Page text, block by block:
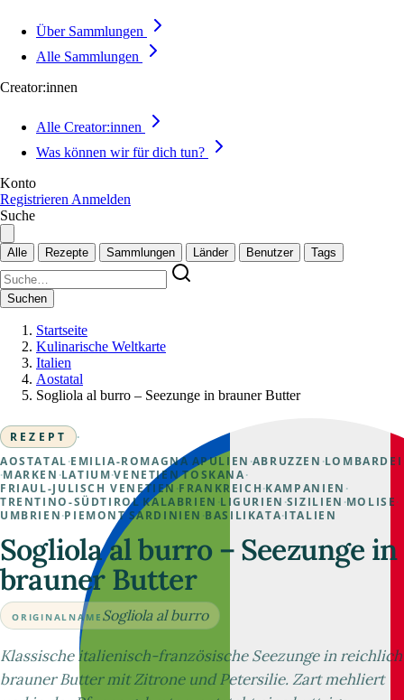
Über Sammlungen
Alle Sammlungen
Creator:innen
Alle Creator:innen
Was können wir für dich tun?
Konto
Registrieren Anmelden
Suche
Alle Rezepte Sammlungen Länder Benutzer Tags
Suchen
Startseite
Kulinarische Weltkarte
Italien
Aostatal
Sogliola al burro – Seezunge in brauner Butter
REZEPT
·
AOSTATAL ·EMILIA-ROMAGNA APULIEN ·ABRUZZEN ·LOMBARDEI
·MARKEN ·LATIUM·VENETIEN·TOSKANA ·
FRIAUL-JULISCH VENETIEN ·FRANKREICH ·KAMPANIEN ·
TRENTINO-SÜDTIROL KALABRIEN ·LIGURIEN ·SIZILIEN ·MOLISE ·
UMBRIEN ·PIEMONT· SARDINIEN ·BASILIKATA·ITALIEN
Sogliola al burro – Seezunge in
brauner Butter
ORIGINALNAME Sogliola al burro
Klassische italienisch-französische Seezunge in reichlich
brauner Butter mit Zitrone und Petersilie. Zart mehliert